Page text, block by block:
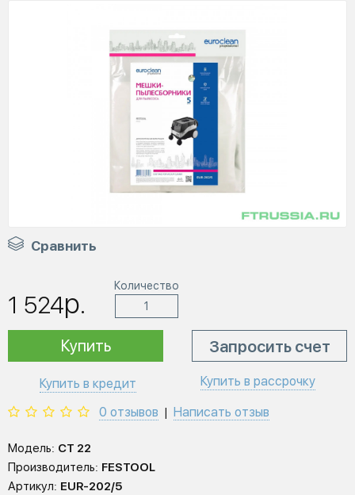
Сравнить
1 524р.
Количество
Купить Запросить счет
Купить в кредит Купить в рассрочку
0 отзывов Написать отзыв
Модель: CT 22
Производитель: FESTOOL
Артикул: EUR-202/5